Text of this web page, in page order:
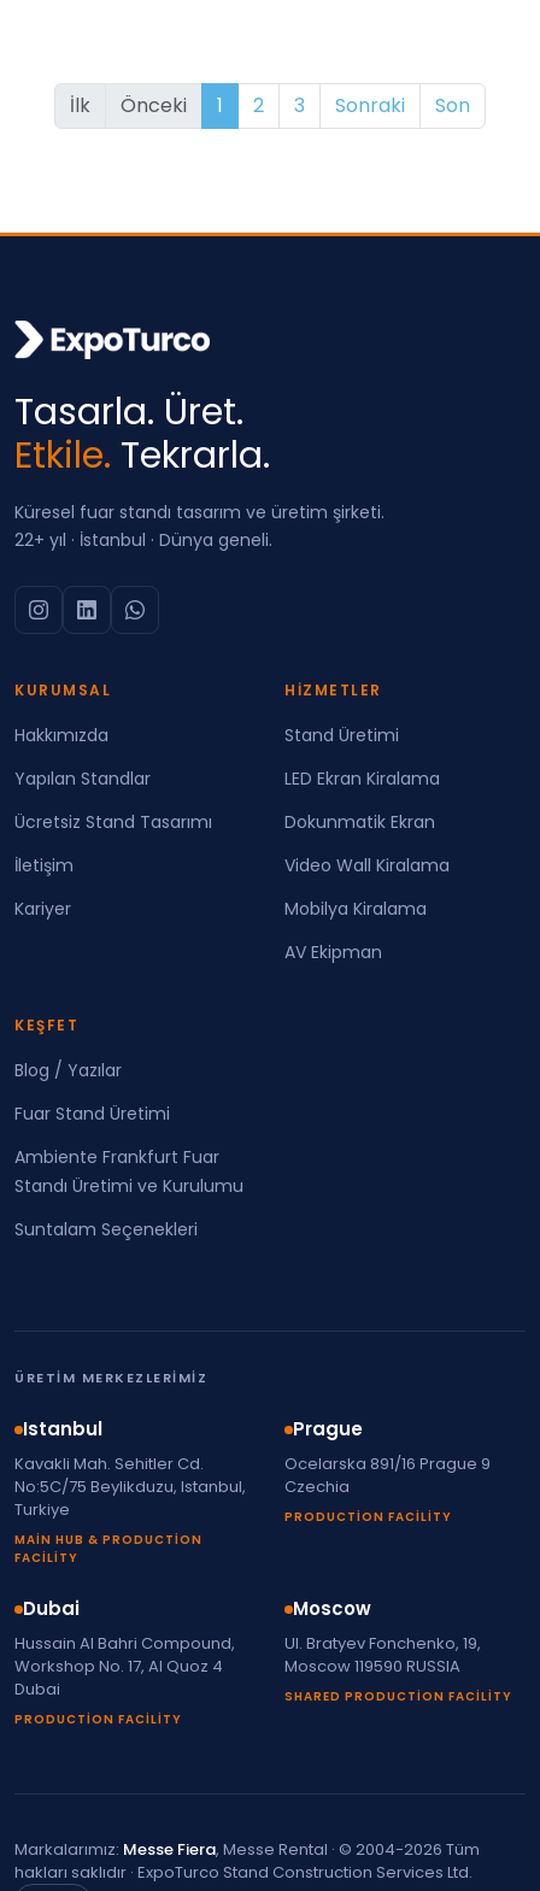
İlk Önceki 1 2 3 Sonraki Son
Tasarla. Üret.
Etkile. Tekrarla.
Küresel fuar standı tasarım ve üretim şirketi.
22+ yıl · İstanbul · Dünya geneli.
KURUMSAL
Hakkımızda
Yapılan Standlar
Ücretsiz Stand Tasarımı
İletişim
Kariyer
HIZMETLER
Stand Üretimi
LED Ekran Kiralama
Dokunmatik Ekran
Video Wall Kiralama
Mobilya Kiralama
AV Ekipman
KEŞFET
Blog / Yazılar
Fuar Stand Üretimi
Ambiente Frankfurt Fuar
Standı Üretimi ve Kurulumu
Suntalam Seçenekleri
ÜRETIM MERKEZLERIMIZ
Istanbul
Kavakli Mah. Sehitler Cd.
No:5C/75 Beylikduzu, Istanbul,
Turkiye
MAIN HUB & PRODUCTION
FACILITY
Prague
Ocelarska 891/16 Prague 9
Czechia
PRODUCTION FACILITY
Dubai
Hussain Al Bahri Compound,
Workshop No. 17, Al Quoz 4
Dubai
PRODUCTION FACILITY
Moscow
Ul. Bratyev Fonchenko, 19,
Moscow 119590 RUSSIA
SHARED PRODUCTION FACILITY
Markalarımız: Messe Fiera, Messe Rental · © 2004-2026 Tüm
hakları saklıdır · ExpoTurco Stand Construction Services Ltd.